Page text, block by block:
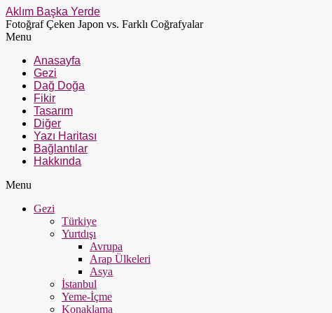
Aklım Başka Yerde
Fotoğraf Çeken Japon vs. Farklı Coğrafyalar
Menu
Anasayfa
Gezi
Dağ Doğa
Fikir
Tasarım
Diğer
Yazı Haritası
Bağlantılar
Hakkında
Menu
Gezi
Türkiye
Yurtdışı
Avrupa
Arap Ülkeleri
Asya
İstanbul
Yeme-İçme
Konaklama